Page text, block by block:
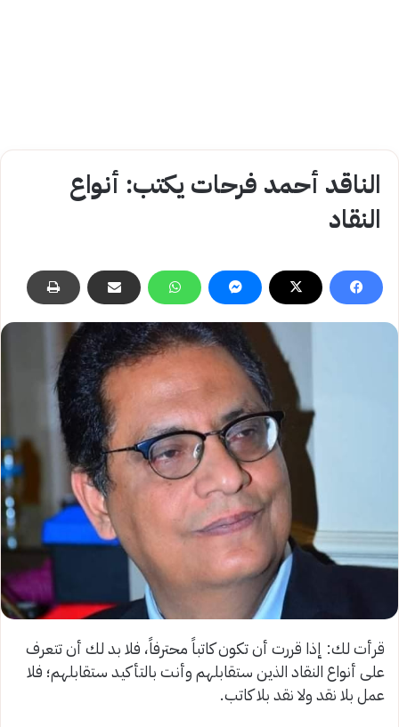
الناقد أحمد فرحات يكتب: أنواع
النقاد
قرأتلك: إذا قررت أن تكون كاتباً محترفاً، فلا بد لك أن تتعرف
على أنواع النقاد الذين ستقابلهم وأنت بالتأكيد ستقابلهم؛ فلا
عمل بلا نقد ولا نقد بلا كاتب.